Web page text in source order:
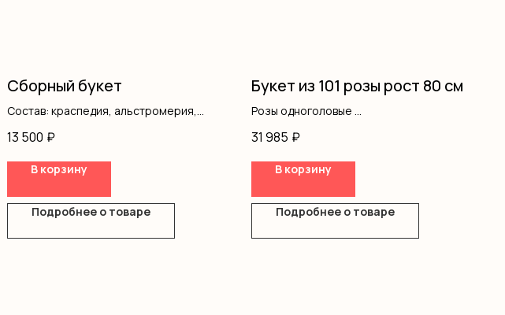
Сборный букет
Состав: краспедия, альстромерия,
одноголовы, кустовые розы,
гипсофила, писташ, оформление
13 500 ₽
В корзину
Подробнее о товаре
Букет из 101 розы рост 80 см
Розы одноголовые
31 985 ₽
В корзину
Подробнее о товаре